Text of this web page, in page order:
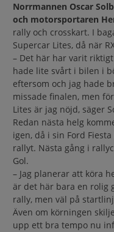
Norrmannen Oscar
och motorsportaren
rally och crosskart. I
Supercar Lites, då när
– Det här har varit
hade lite svårt i bilen i
eftersom och jag hade
missade finalen, men
Lites är jag nöjd, säger
Redan nästa helg
igen, då i sin Ford
rallyt. Nästa gång i
Gol.
– Jag planerar att köra
är det här bara en rolig
rally, men väl på
Även om körningen
upp ett bra tempo nu